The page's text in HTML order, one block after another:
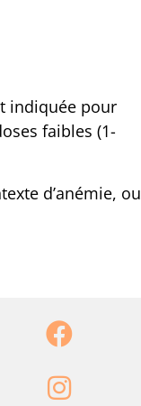
indiquée pour
faibles (1-
d’anémie, ou